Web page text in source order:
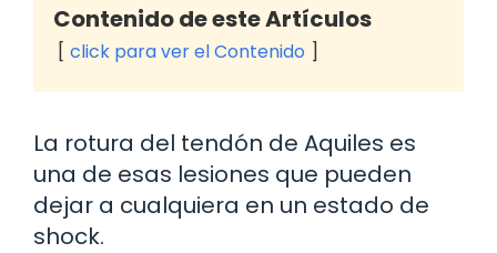
Contenido de este Artículos
click para ver el Contenido
La rotura del tendón de Aquiles es
una de esas lesiones que pueden
dejar a cualquiera en un estado de
shock.